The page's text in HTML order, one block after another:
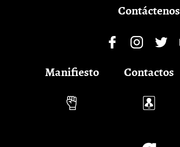
Contáctenos
Manifiesto Contactos